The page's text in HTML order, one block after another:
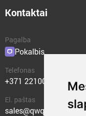
Kontaktai
Pagalba
Pokalbis
Telefonas
+371 22100400
El. paštas
sales@qwqer.eu